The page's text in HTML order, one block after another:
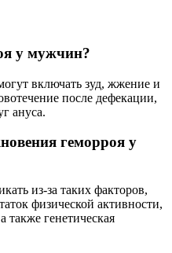
у мужчин?
включать зуд, жжение и
после дефекации,
ануса.
геморроя у
из-за таких факторов,
физической активности,
также генетическая